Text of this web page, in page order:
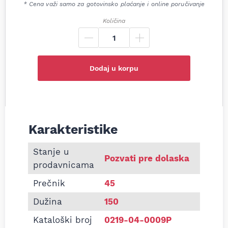
* Cena važi samo za gotovinsko plaćanje i online poručivanje
Količina
Dodaj u korpu
Informacije o Pletenica auspuha 45x150
Karakteristike
Stanje u
prodavnicama
Pozvati pre dolaska
Prečnik
45
Dužina
150
Kataloški broj
0219-04-0009P